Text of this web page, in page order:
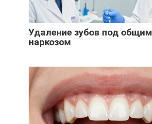
Удаление зубов под общим
наркозом